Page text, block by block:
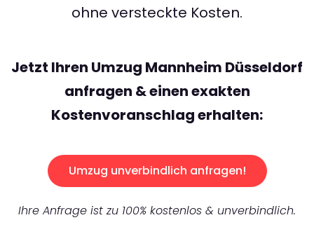
ohne versteckte Kosten.
Jetzt Ihren Umzug Mannheim Düsseldorf
anfragen & einen exakten
Kostenvoranschlag erhalten:
Umzug unverbindlich anfragen!
Ihre Anfrage ist zu 100% kostenlos & unverbindlich.